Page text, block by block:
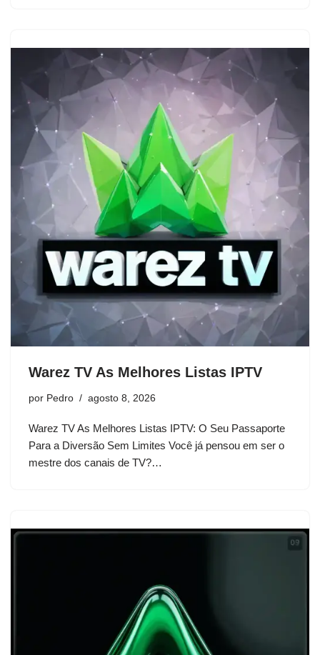
Warez TV As Melhores Listas IPTV
por Pedro agosto 8, 2026
Warez TV As Melhores Listas IPTV: O Seu Passaporte
Para a Diversão Sem Limites Você já pensou em ser o
mestre dos canais de TV?…